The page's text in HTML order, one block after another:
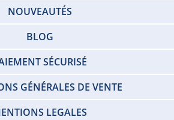
NOUVEAUTÉS
BLOG
SÉCURISÉ
GÉNÉRALES DE VENTE
LEGALES